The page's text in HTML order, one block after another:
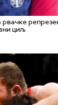
циљ